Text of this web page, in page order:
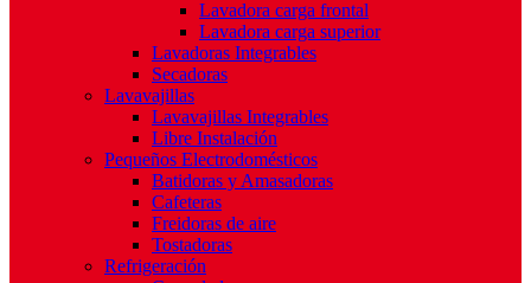
Lavadora carga frontal
Lavadora carga superior
Lavadoras Integrables
Secadoras
Lavavajillas
Lavavajillas Integrables
Libre Instalación
Pequeños Electrodomésticos
Batidoras y Amasadoras
Cafeteras
Freidoras de aire
Tostadoras
Refrigeración